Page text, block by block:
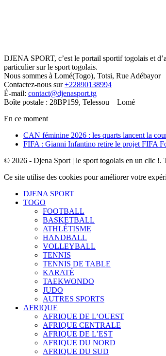
DJENA SPORT, c’est le portail sportif togolais et
particulier sur le sport togolais.
Nous sommes à Lomé(Togo), Totsi, Rue Adébayor
Contactez-nous sur+22890138994
É-mail: contact@djenasport.tg
Boîte postale : 28BP159, Telessou – Lomé
En ce moment
CAN féminine 2026 : les quarts lancent la
FIFA : Gianni Infantino retire le projet FIFA
© 2026 - Djena Sport | le sport togolais en un clic !.
Ce site utilise des cookies pour améliorer votre
DJENA SPORT
TOGO
FOOTBALL
BASKETBALL
ATHLÉTISME
HANDBALL
VOLLEYBALL
TENNIS
TENNIS DE TABLE
KARATÉ
TAEKWONDO
JUDO
AUTRES SPORTS
AFRIQUE
AFRIQUE DE L’OUEST
AFRIQUE CENTRALE
AFRIQUE DE L’EST
AFRIQUE DU NORD
AFRIQUE DU SUD